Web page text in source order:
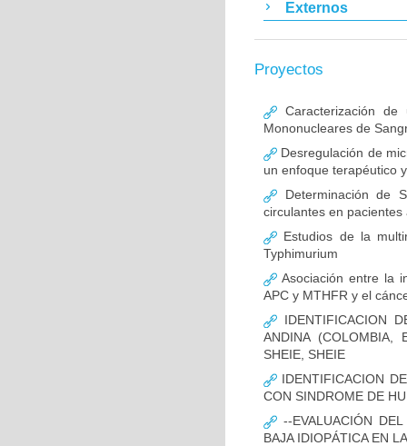
Externos
Proyectos
Caracterización
Mononucleares de
Desregulación de
un enfoque terapéutico
Determinación de
circulantes en
Estudios de la
Typhimurium
Asociación entre la
APC y MTHFR y el
IDENTIFICACION
ANDINA (COLOMBIA,
SHEIE, SHEIE
IDENTIFICACION
CON SINDROME DE
--EVALUACIÓN
BAJA IDIOPÁTICA EN